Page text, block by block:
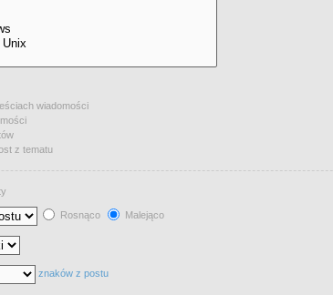
wiadomości
z tematu
Rosnąco Malejąco
znaków z postu